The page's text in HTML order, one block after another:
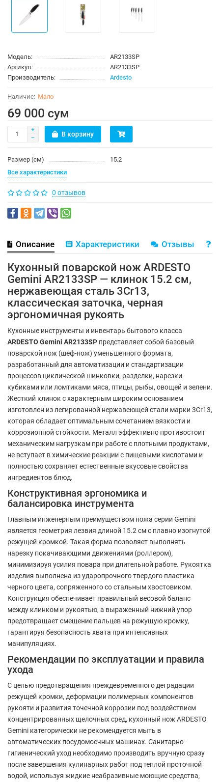
Модель:
AR2133SP
Артикул:
AR2133SP
Производитель:
Ardesto
Мало
69 000 сум
В корзину
Размер (см)
15.2
Все характеристики
0 отзывов
Описание Характеристики Отзывы
Кухонный поварской нож ARDESTO
Gemini AR2133SP — клинок 15.2 см,
нержавеющая сталь 3Cr13,
классическая заточка, черная
эргономичная рукоять
Кухонные инструменты и инвентарь бытового класса
ARDESTO Gemini AR2133SP представляет собой базовый
поварской нож (шеф-нож) уменьшенного формата,
разработанный для автоматизации и стандартизации
процессов циклической шинковки, разделки, нарезки
кубиками или ломтиками мяса, птицы, рыбы, овощей и зелени.
Жесткий клинок с характерным широким основанием
изготовлен из легированной нержавеющей стали марки 3Cr13,
которая обладает оптимальным сочетанием вязкости и
коррозионной стойкости. Металл эффективно противостоит
механическим нагрузкам при работе с плотными продуктами,
не вступает в химические реакции с пищевыми кислотами и
полностью сохраняет естественные вкусовые свойства
ингредиентов блюд.
Конструктивная эргономика и
балансировка инструмента
Главным инженерным преимуществом ножа серии Gemini
является геометрия лезвия длиной 15.2 см с плавно изогнутой
режущей кромкой. Такая форма позволяет выполнять
нарезку покачивающими движениями (роллером),
минимизируя усилия повара при длительной работе. Рукоятка
изделия выполнена из ударопрочного твердого пластика
черного цвета, сопряженного со стальным хвостовиком.
Конструкция обеспечивает правильный весовой баланс
между клинком и рукоятью, а выраженный нижний упор
предотвращает смещение пальцев на режущую кромку,
гарантируя безопасность хвата при интенсивных
манипуляциях.
Рекомендации по эксплуатации и правила
ухода
С целью предотвращения преждевременного деградации
режущей кромки, деформации полимерных компонентов
рукояти и развития точечной коррозии под воздействием
концентрированных щелочных сред, кухонный нож ARDESTO
Gemini категорически не рекомендуется мыть в
автоматических посудомоечных машинах. Санитарно-
гигиенический уход необходимо производить вручную сразу
после завершения кулинарных работ под теплой проточной
водой, используя жидкие неабразивные моющие средства,